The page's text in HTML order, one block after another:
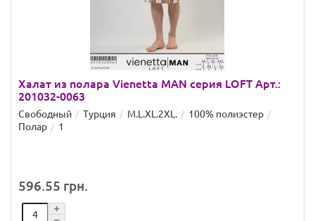
Халат из полара Vienetta MAN серия LOFT Арт.:
201032-0063
Свободный Турция M.L.XL.2XL.
100% полиэстер
Полар
1
596.55 грн.